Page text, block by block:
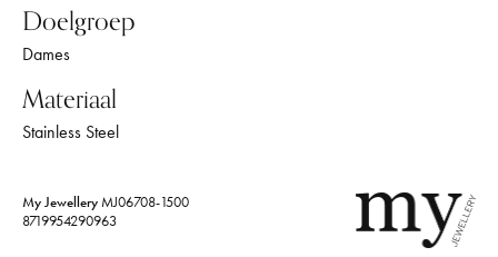
Doelgroep
Dames
Materiaal
Stainless Steel
My JewelleryMJ06708-1500
8719954290963